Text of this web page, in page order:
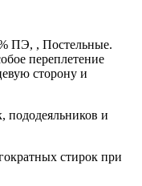
ПЭ, , Постельные.
переплетение
сторону и
пододеяльников и
стирок при